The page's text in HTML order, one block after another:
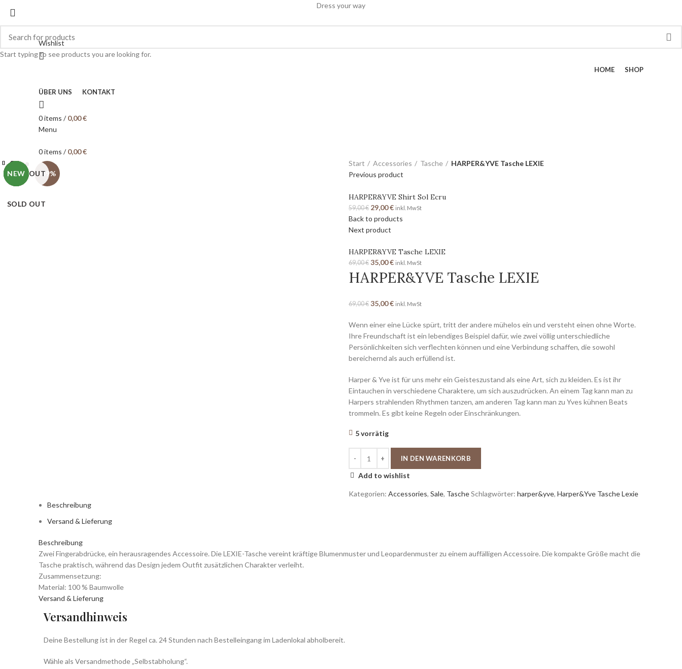
Dress your way
Wishlist
HOME SHOP
ÜBER UNS KONTAKT
0items / 0,00€
Menu
0items / 0,00€
-49%
Start Accessories Tasche
HARPER&YVE Tasche LEXIE
Previous product
HARPER&YVE Shirt Sol Ecru
59,00€ 29,00€ inkl. MwSt
Back to products
Next product
HARPER&YVE Tasche LEXIE
69,00€ 35,00€ inkl. MwSt
HARPER&YVE Tasche LEXIE
69,00€ 35,00€ inkl. MwSt
Wenn einer eine Lücke spürt, tritt der andere mühelos ein und versteht einen ohne Worte.
Ihre Freundschaft ist ein lebendiges Beispiel dafür, wie zwei völlig unterschiedliche
Persönlichkeiten sich verflechten können und eine Verbindung schaffen, die sowohl
bereichernd als auch erfüllend ist.
Harper & Yve ist für uns mehr ein Geisteszustand als eine Art, sich zu kleiden. Es ist ihr
Eintauchen in verschiedene Charaktere, um sich auszudrücken. An einem Tag kann man zu
Harpers strahlenden Rhythmen tanzen, am anderen Tag kann man zu Yves kühnen Beats
trommeln. Es gibt keine Regeln oder Einschränkungen.
5 vorrätig
IN DEN WARENKORB
Add to wishlist
Kategorien: Accessories, Sale, TascheSchlagwörter: harper&yve, Harper&Yve Tasche Lexie
Beschreibung
Versand & Lieferung
Beschreibung
Zwei Fingerabdrücke, ein herausragendes Accessoire. Die LEXIE-Tasche vereint kräftige Blumenmuster und Leopardenmuster zu einem auffälligen Accessoire. Die kompakte Größe macht die
Tasche praktisch, während das Design jedem Outfit zusätzlichen Charakter verleiht.
Zusammensetzung:
Material: 100 % Baumwolle
Versand & Lieferung
Versandhinweis
Deine Bestellung ist in der Regel ca. 24 Stunden nach Bestelleingang im Ladenlokal abholbereit.
Wähle als Versandmethode „Selbstabholung“.
-49%
Close
SOLD OUT
Close
-32%
Close
-43%
SOLD OUT
Close
NEW
Close
NEW
Close
NEW
Close
Close
Start typing to see products you are looking for.